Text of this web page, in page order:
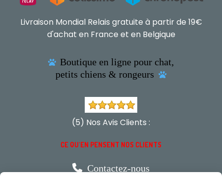
Livraison Mondial Relais gratuite à partir de 19€
d'achat en France et en Belgique
 Boutique en ligne pour chat,
petits chiens & rongeurs

(5) Nos Avis Clients :
CE QU'EN PENSENT NOS CLIENTS
 Contactez-nous